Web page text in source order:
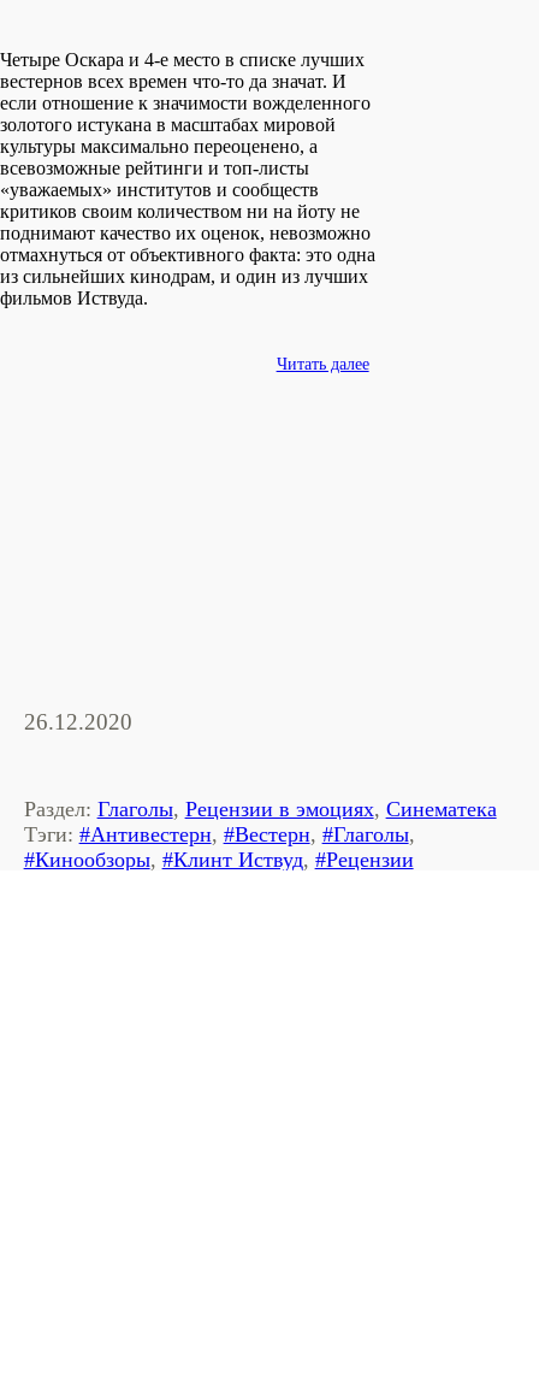
Четыре Оскара и 4-е место в списке лучших
вестернов всех времен что-то да значат. И
если отношение к значимости вожделенного
золотого истукана в масштабах мировой
культуры максимально переоценено, а
всевозможные рейтинги и топ-листы
«уважаемых» институтов и сообществ
критиков своим количеством ни на йоту не
поднимают качество их оценок, невозможно
отмахнуться от объективного факта: это одна
из сильнейших кинодрам, и один из лучших
фильмов Иствуда.
Читать далее
26.12.2020
Раздел: Глаголы, Рецензии в эмоциях, Синематека
Тэги: #Антивестерн, #Вестерн, #Глаголы,
#Кинообзоры, #Клинт Иствуд, #Рецензии